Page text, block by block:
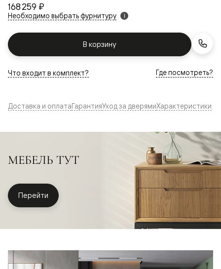
168 259 ₽
Необходимо выбрать фурнитуру i
В корзину
Что входит в комплект? Где посмотреть?
Доставка и оплатаГарантияУход за дверямиХарактеристики
МЕБЕЛЬ ТУТ
Перейти